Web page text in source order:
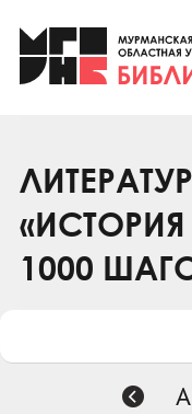
Клуб «Гиря
Клуб
Коллегам
Контакты
1000